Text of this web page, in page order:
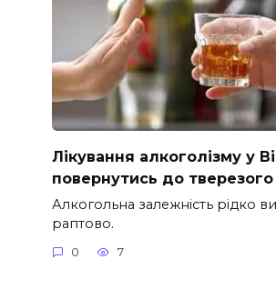
Лікування алкоголізму у
повернутись до
Алкогольна залежність рідко
раптово.
0 7